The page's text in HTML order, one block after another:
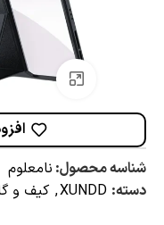
برای
شناسه محصول: نامعلوم
دسته: XUNDD
, کیف و